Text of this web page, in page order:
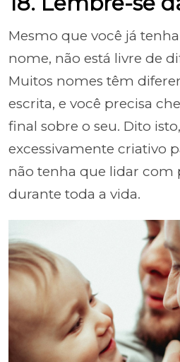
Mesmo que você já
nome, não está livre de
Muitos nomes têm
escrita, e você precisa
final sobre o seu. Dito
excessivamente criativo
não tenha que lidar com
durante toda a vida.